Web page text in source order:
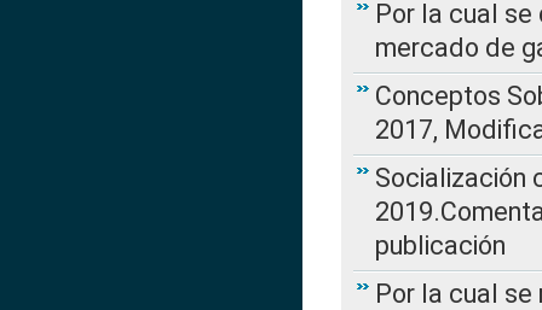
Por la cual
mercado de
Conceptos
2017,
Socialización
publicación
Por la cual se